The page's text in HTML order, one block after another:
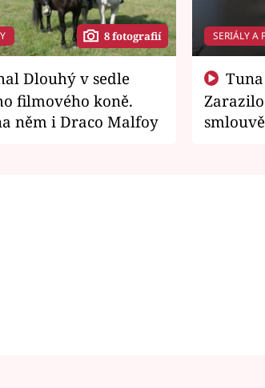
8 fotografií
filmového koně.
něm i Draco Malfoy
SERIÁLY A